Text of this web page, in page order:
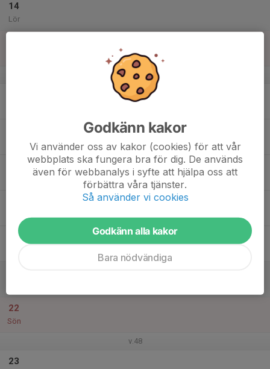
14
Lör
v.47
20
22
Sön
v.48
23
Godkänn kakor
Vi använder oss av kakor (cookies) för att vår
webbplats ska fungera bra för dig. De används
även för webbanalys i syfte att hjälpa oss att
förbättra våra tjänster.
Så använder vi cookies
Godkänn alla kakor
Bara nödvändiga